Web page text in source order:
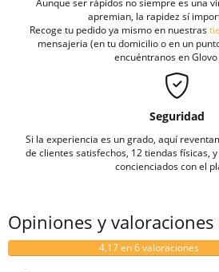
Aunque ser rápidos no siempre es una
apremian, la rapidez sí
Recoge tu pedido ya mismo en nuestras
mensajeria (en tu domicilio o en un
encuéntranos en Glovo
Seguridad
Si la experiencia es un grado, aquí
de clientes satisfechos, 12 tiendas físicas,
concienciados con el
Opiniones y
4,17 en 6 valoraciones